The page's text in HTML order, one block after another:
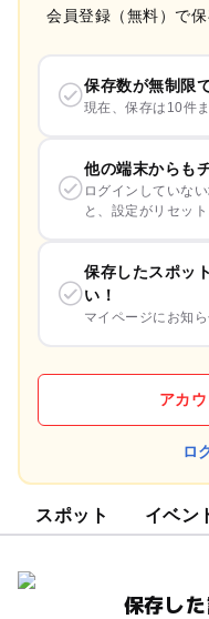
会員登録（無料）で
保存数が無制限
現在、保存は10件
他の端末からも
ログインしていな
と、設定がリセッ
保存したスポッ
い！
マイページにお知
アカ
ロ
スポット イベン
保存し